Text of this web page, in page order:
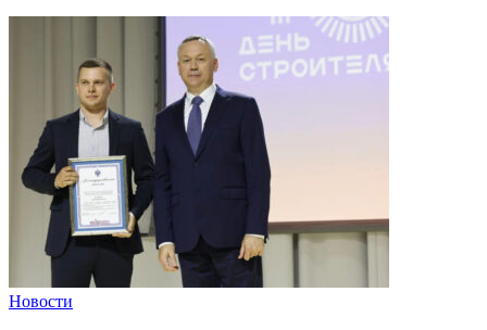
Новости